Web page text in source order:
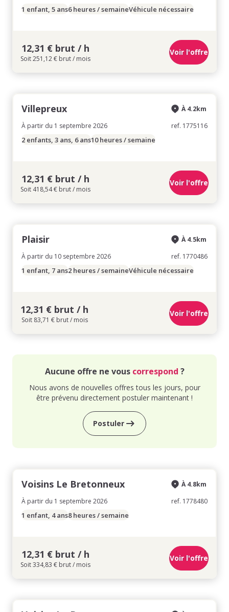
1 enfant, 5 ans6 heures / semaineVéhicule nécessaire
12,31 € brut / h
Soit 251,12 € brut / mois
Voir l'offre
Villepreux
À partir du 1 septembre 2026
À 4.2km
ref. 1775116
2 enfants, 3 ans, 6 ans10 heures / semaine
12,31 € brut / h
Soit 418,54 € brut / mois
Voir l'offre
Plaisir
À partir du 10 septembre 2026
À 4.5km
ref. 1770486
1 enfant, 7 ans2 heures / semaineVéhicule nécessaire
12,31 € brut / h
Soit 83,71 € brut / mois
Voir l'offre
Aucune offre ne vous correspond ?
Nous avons de nouvelles offres tous les jours, pour
être prévenu directement postuler maintenant !
Postuler
Voisins Le Bretonneux
À partir du 1 septembre 2026
À 4.8km
ref. 1778480
1 enfant, 4 ans8 heures / semaine
12,31 € brut / h
Soit 334,83 € brut / mois
Voir l'offre